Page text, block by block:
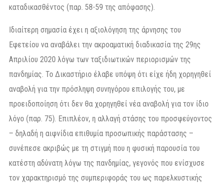
καταδικασθέντος (παρ. 58-59 της απόφασης).
Ιδιαίτερη σημασία έχει η αξιολόγηση της άρνησης του
Εφετείου να αναβάλει την ακροαματική διαδικασία της 29ης
Απριλίου 2020 λόγω των ταξιδιωτικών περιορισμών της
πανδημίας. Το Δικαστήριο έλαβε υπόψη ότι είχε ήδη χορηγηθεί
αναβολή για την πρόσληψη συνηγόρου επιλογής του, με
προειδοποίηση ότι δεν θα χορηγηθεί νέα αναβολή για τον ίδιο
λόγο (παρ. 75). Επιπλέον, η αλλαγή στάσης του προσφεύγοντος
– δηλαδή η αιφνίδια επιθυμία προσωπικής παράστασης –
συνέπεσε ακριβώς με τη στιγμή που η φυσική παρουσία του
κατέστη αδύνατη λόγω της πανδημίας, γεγονός που ενίσχυσε
τον χαρακτηρισμό της συμπεριφοράς του ως παρελκυστικής